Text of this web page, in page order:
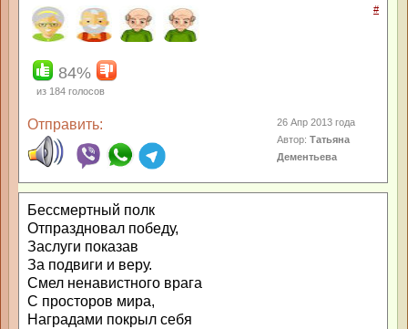
#
84%
из 184 голосов
Отправить:
26 Апр 2013 года
Автор:Татьяна
Дементьева
Бессмертный полк
Отпраздновал победу,
Заслуги показав
За подвиги и веру.
Смел ненавистного врага
С просторов мира,
Наградами покрыл себя